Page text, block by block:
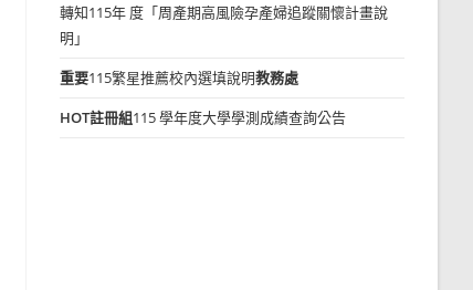
轉知115年 度「周產期高風險孕產婦追蹤關懷計畫說
明」
重要115繁星推薦校內選填說明教務處
HOT註冊組115 學年度大學學測成績查詢公告